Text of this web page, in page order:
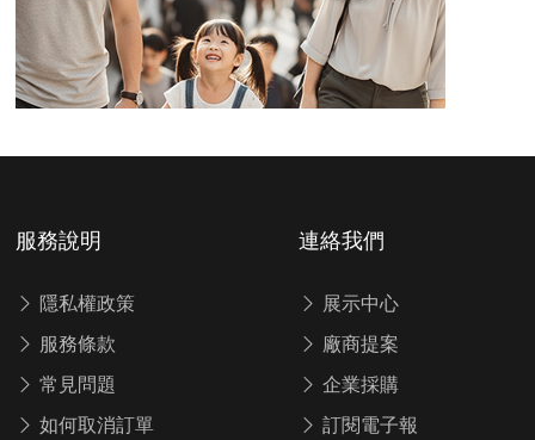
服務說明
隱私權政策
服務條款
常見問題
如何取消訂單
連絡我們
展示中心
廠商提案
企業採購
訂閱電子報